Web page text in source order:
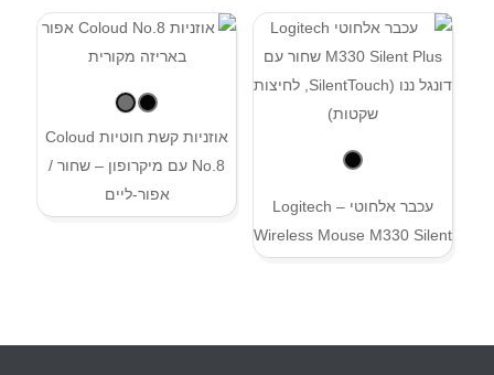
עכבר אלחוטי – Logitech
Wireless Mouse M330 Silent
אוזניות קשת חוטיות Coloud
No.8 עם מיקרופון – שחור /
אפור-ליים